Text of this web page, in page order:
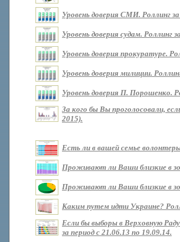
Уровень доверия СМИ. Роллинг
Уровень доверия судам. Роллинг
Уровень доверия прокуратуре.
Уровень доверия милиции.
Уровень доверия П. Порошенко.
За кого бы Вы проголосовали,
2015).
Есть ли в вашей семье
Проживают ли Ваши близкие в
Проживают ли Ваши близкие в
Каким путем идти Украине?
Если бы выборы в Верховную
за период с 21.06.13 по 19.09.14.